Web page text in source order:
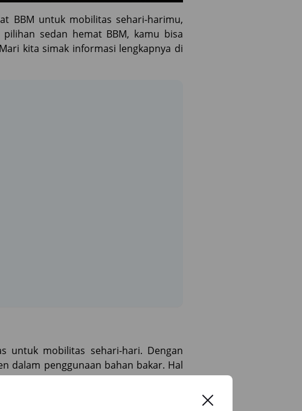
BBM untuk mobilitas sehari-harimu,
pilihan sedan hemat BBM, kamu bisa
kita simak informasi lengkapnya di
untuk mobilitas sehari-hari. Dengan
dalam penggunaan bahan bakar. Hal
SEVA memahami kebutuhan
menarik.